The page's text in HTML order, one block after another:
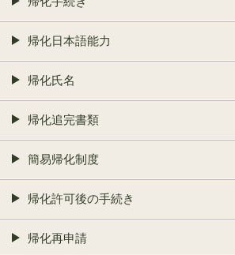
帰化日本語能力
帰化氏名
帰化追完書類
簡易帰化制度
帰化許可後の手続き
帰化再申請